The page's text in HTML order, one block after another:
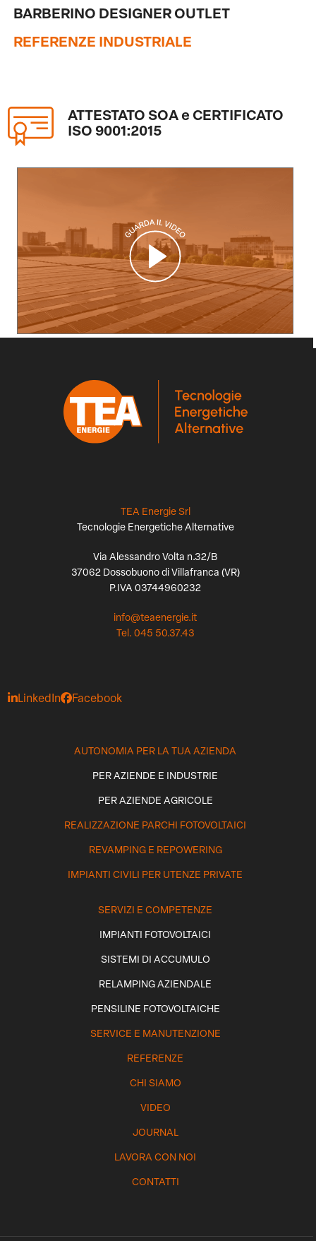
BARBERINO DESIGNER OUTLET
REFERENZE INDUSTRIALE
ATTESTATO SOA e CERTIFICATO
ISO 9001:2015
TEA Energie Srl
Tecnologie Energetiche Alternative
Via Alessandro Volta n.32/B
37062 Dossobuono di Villafranca (VR)
P.IVA 03744960232
info@teaenergie.it
Tel. 045 50.37.43
LinkedIn Facebook
AUTONOMIA PER LA TUA AZIENDA
PER AZIENDE E INDUSTRIE
PER AZIENDE AGRICOLE
REALIZZAZIONE PARCHI FOTOVOLTAICI
REVAMPING E REPOWERING
IMPIANTI CIVILI PER UTENZE PRIVATE
SERVIZI E COMPETENZE
IMPIANTI FOTOVOLTAICI
SISTEMI DI ACCUMULO
RELAMPING AZIENDALE
PENSILINE FOTOVOLTAICHE
SERVICE E MANUTENZIONE
REFERENZE
CHI SIAMO
VIDEO
JOURNAL
LAVORA CON NOI
CONTATTI